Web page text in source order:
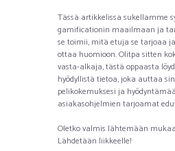
Tässä artikkelissa sukellamme
gamificationin maailmaan ja
se toimii, mitä etuja se tarjoaa
ottaa huomioon. Olitpa sitten
vasta-alkaja, tästä oppaasta
hyödyllistä tietoa, joka auttaa
pelikokemuksesi ja
asiakasohjelmien tarjoamat
Oletko valmis lähtemään
Lähdetään liikkeelle!